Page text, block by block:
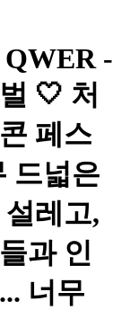
QWER -
🤍 처
페스
드넓은
레고,
과 인
너무